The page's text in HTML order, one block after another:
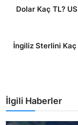
Dolar Kaç TL?
İngiliz Sterlini Kaç
İlgili Haberler